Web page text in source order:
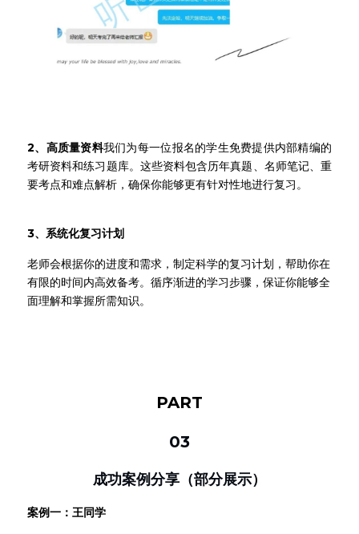
2、高质量资料我们为每一位报名的学生免费提供内部精编的
考研资料和练习题库。这些资料包含历年真题、名师笔记、重
要考点和难点解析，确保你能够更有针对性地进行复习。
3、系统化复习计划
老师会根据你的进度和需求，制定科学的复习计划，帮助你在
有限的时间内高效备考。循序渐进的学习步骤，保证你能够全
面理解和掌握所需知识。
PART
03
成功案例分享（部分展示）
案例一：王同学